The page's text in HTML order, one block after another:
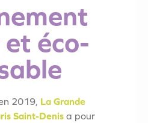
éco-
2019, La Grande
Saint-Denis a pour